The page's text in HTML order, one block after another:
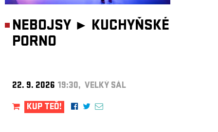
NEBOJSY ► KUCHYŇSKÉ
PORNO
22. 9. 2026 19:30, VELKÝ SÁL
KUP TEĎ!